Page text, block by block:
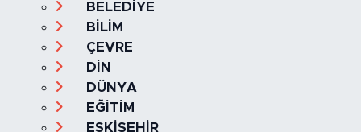
BELEDİYE
BİLİM
ÇEVRE
DİN
DÜNYA
EĞİTİM
ESKİŞEHİR